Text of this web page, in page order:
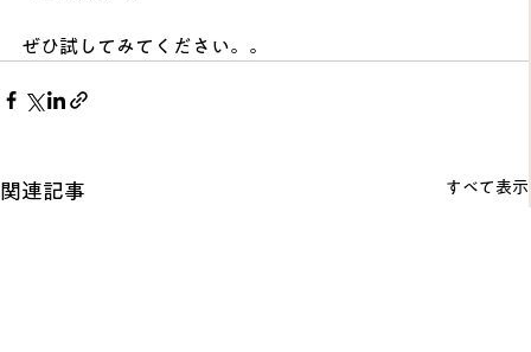
ぜひ試してみてください。。
関連記事 すべて表示